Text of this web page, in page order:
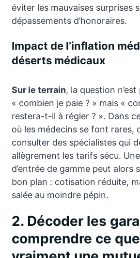
éviter les mauvaises surprises
dépassements d’honoraires.
Impact de l’inflation
déserts médicaux
Sur le terrain, la question
« combien je paie ? » mais «
restera-t-il à régler ? ». Dans
où les médecins se font rares,
consulter des spécialistes qui
allègrement les tarifs sécu.
d’entrée de gamme peut alors
bon plan : cotisation réduite,
salée au moindre pépin.
2. Décoder les
comprendre ce